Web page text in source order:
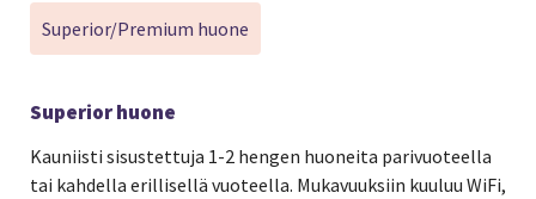
Superior/Premium huone
Superior huone
Kauniisti sisustettuja 1-2 hengen huoneita parivuoteella
tai kahdella erillisellä vuoteella. Mukavuuksiin kuuluu WiFi,